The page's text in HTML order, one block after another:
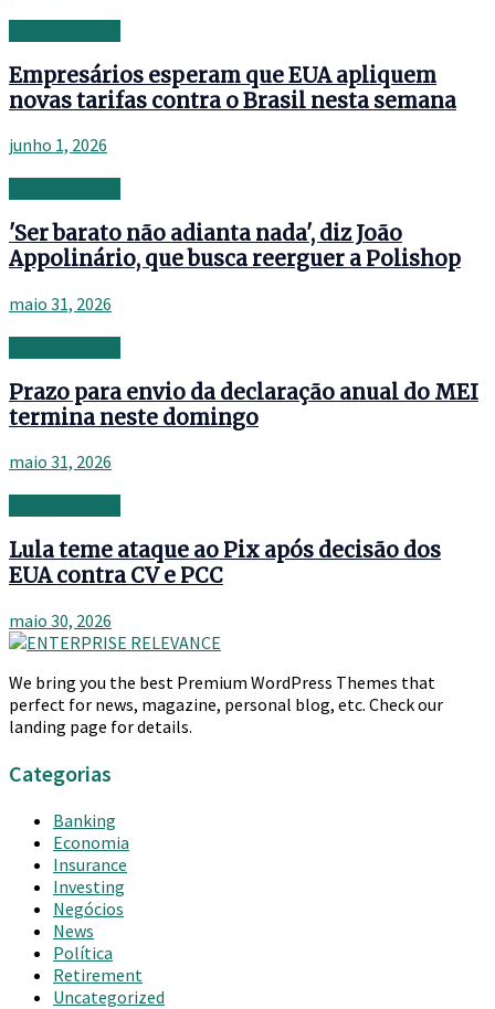
Empresários esperam que EUA apliquem
novas tarifas contra o Brasil nesta semana
junho 1, 2026
'Ser barato não adianta nada', diz João
Appolinário, que busca reerguer a Polishop
maio 31, 2026
Prazo para envio da declaração anual do MEI
termina neste domingo
maio 31, 2026
Lula teme ataque ao Pix após decisão dos
EUA contra CV e PCC
maio 30, 2026
We bring you the best Premium WordPress Themes that
perfect for news, magazine, personal blog, etc. Check our
landing page for details.
Categorias
Banking
Economia
Insurance
Investing
Negócios
News
Política
Retirement
Uncategorized